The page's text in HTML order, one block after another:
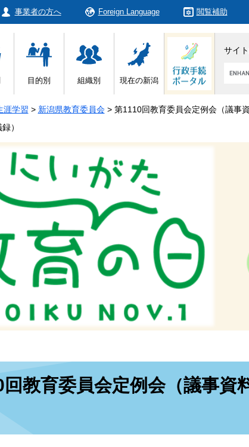
事業者の方へ Foreign Language 閲覧補助
目的別 組織別 現在の新潟
サイ
Google
タ
ム
索
涯学習 > 新潟県教育委員会 > 第1110回教育委員会定例会（議事
）
教育委員会定例会（議事資